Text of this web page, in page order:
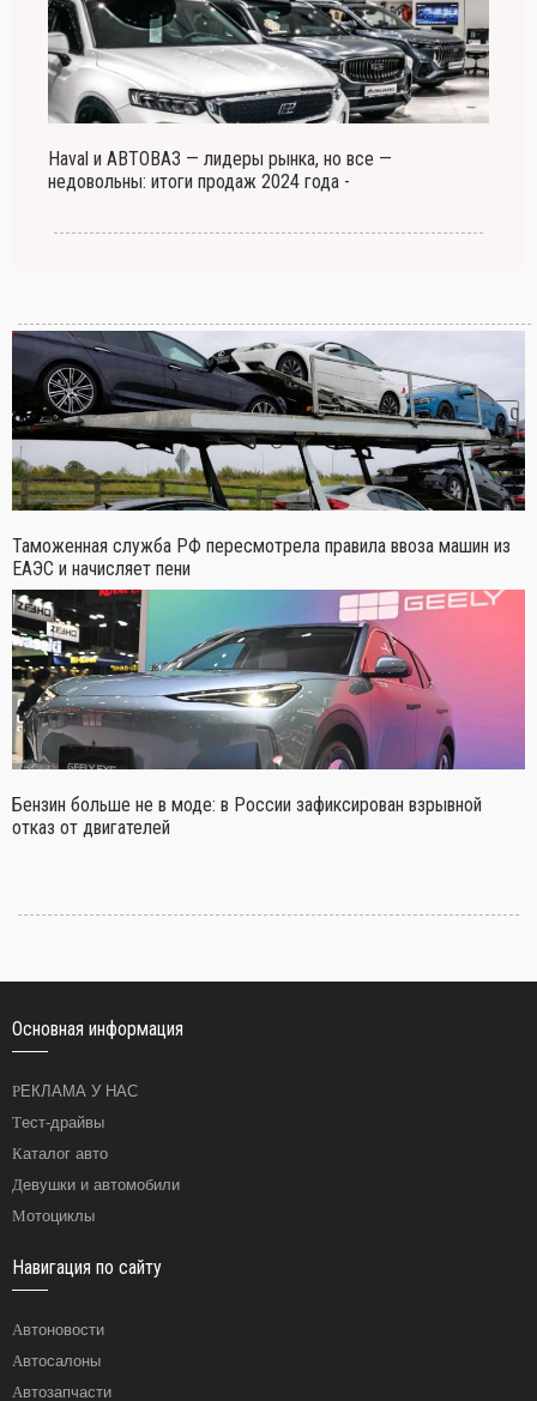
Haval и АВТОВАЗ — лидеры рынка, но все —
недовольны: итоги продаж 2024 года -
Таможенная служба РФ пересмотрела правила ввоза машин из
ЕАЭС и начисляет пени
Бензин больше не в моде: в России зафиксирован взрывной
отказ от двигателей
Основная информация
РЕКЛАМА У НАС
Тест-драйвы
Каталог авто
Девушки и автомобили
Мотоциклы
Навигация по сайту
Автоновости
Автосалоны
Автозапчасти